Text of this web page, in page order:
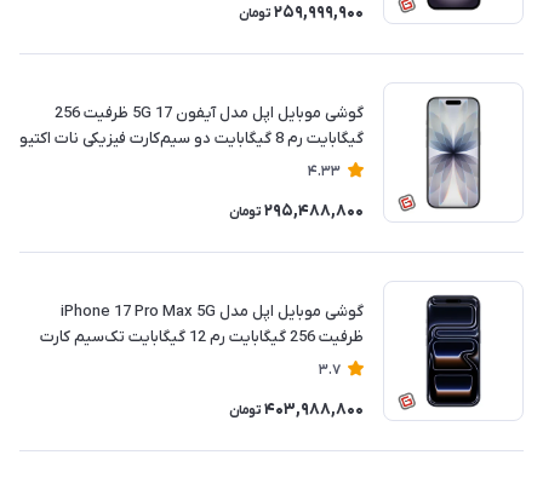
259,999,900 تومان
گوشی موبایل اپل مدل آیفون 17 5G ظرفیت 256
گیگابایت رم 8 گیگابایت دو سیم‌کارت‎‎‎‎‎‎‎ فیزیکی نات اکتیو
| ریجسترشده
4.33
295,488,800 تومان
گوشی موبایل اپل مدل iPhone 17 Pro Max 5G
ظرفیت 256 گیگابایت رم 12 گیگابایت تک‌سیم کارت
فیزیکی نات اکتیو | ریجسترشده
3.7
403,988,800 تومان